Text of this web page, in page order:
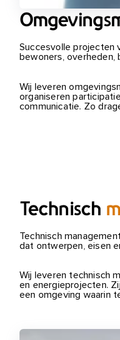
Succesvolle projecten
bewoners,
Wij leveren
organiseren
communicatie. Zo
Technisch
Technisch
dat ontwerpen, eisen
Wij leveren technisch
en energieprojecten.
een omgeving waarin